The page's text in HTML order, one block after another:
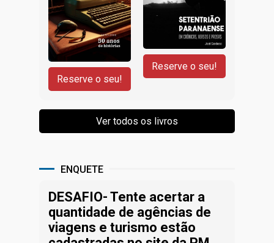
ENQUETE
DESAFIO- Tente acertar a
quantidade de agências de
viagens e turismo estão